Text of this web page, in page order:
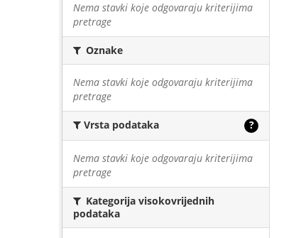
Nema stavki koje odgovaraju kriterijima
pretrage
Oznake
Nema stavki koje odgovaraju kriterijima
pretrage
Vrsta podataka ?
Nema stavki koje odgovaraju kriterijima
pretrage
Kategorija visokovrijednih
podataka